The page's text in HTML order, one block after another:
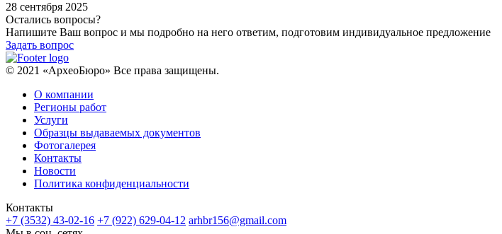
28 сентября 2025
Остались вопросы?
Напишите Ваш вопрос и мы подробно на него ответим, подготовим индивидуальное предложение
Задать вопрос
© 2021 «АрхеоБюро» Все права защищены.
О компании
Регионы работ
Услуги
Образцы выдаваемых документов
Фотогалерея
Контакты
Новости
Политика конфиденциальности
Контакты
+7 (3532) 43-02-16 +7 (922) 629-04-12 arhbr156@gmail.com